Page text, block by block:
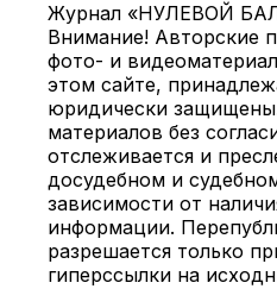
Журнал «НУЛЕВОЙ
Внимание! Авторские
фото- и
этом сайте,
юридически
материалов без
отслеживается и
досудебном и
зависимости от
информации.
разрешается только
гиперссылки на